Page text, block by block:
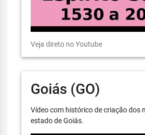
Veja direto no Youtube
Goiás (GO)
Vídeo com histórico de criação dos
estado de Goiás.